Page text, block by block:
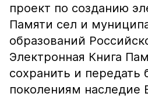
проект по созданию
Памяти сел и
образований
Электронная Книга
сохранить и передать
поколениям наследие